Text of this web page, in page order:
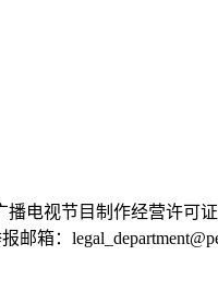
播电视节目制作经营许可
邮箱：